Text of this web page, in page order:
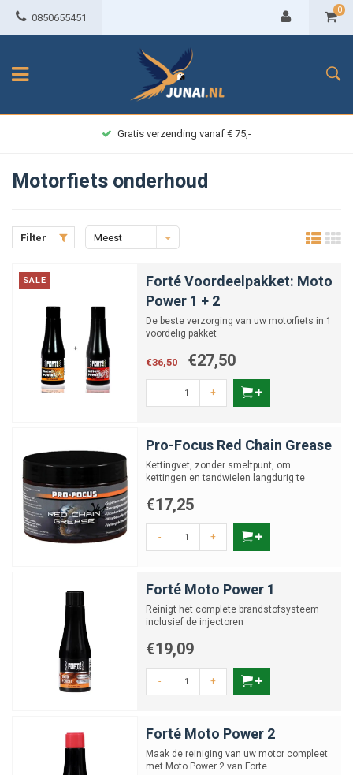
0850655451
0
Gratis verzending vanaf € 75,-
Motorfiets onderhoud
Filter
Meest
SALE
Forté Voordeelpakket: Moto
Power 1 + 2
De beste verzorging van uw motorfiets in 1
voordelig pakket
€36,50 €27,50
- +
Pro-Focus Red Chain Grease
Kettingvet, zonder smeltpunt, om
kettingen en tandwielen langdurig te
€17,25
- +
Forté Moto Power 1
Reinigt het complete brandstofsysteem
inclusief de injectoren
€19,09
- +
Forté Moto Power 2
Maak de reiniging van uw motor compleet
met Moto Power 2 van Forte.